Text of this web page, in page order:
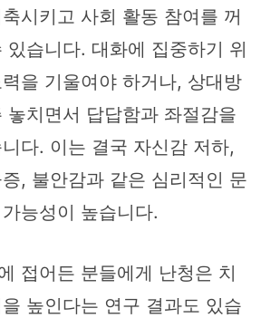
시키고 사회 활동 참여를 꺼
있습니다. 대화에 집중하기 위
을 기울여야 하거나, 상대방
놓치면서 답답함과 좌절감을
다. 이는 결국 자신감 저하,
, 불안감과 같은 심리적인 문
능성이 높습니다.
접어든 분들에게 난청은 치
높인다는 연구 결과도 있습